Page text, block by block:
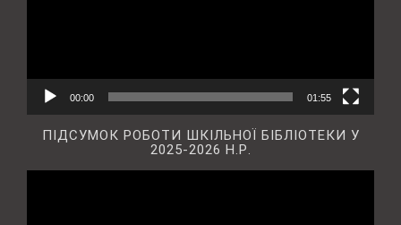
00:00 01:55
ПІДСУМОК РОБОТИ ШКІЛЬНОЇ БІБЛІОТЕКИ У
2025-2026 Н.Р.